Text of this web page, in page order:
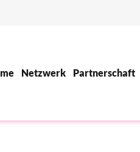
Netzwerk Partnerschaft